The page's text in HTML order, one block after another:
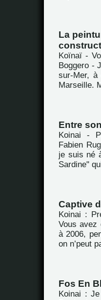
La
Koïnaï -
Boggero -
sur-Mer,
Marseille.
Entre
Koinai -
Fabien
je suis né
Sardine"
Captive
Koinai :
Vous avez
à 2006,
on n’peut
Fos En
Koinai :